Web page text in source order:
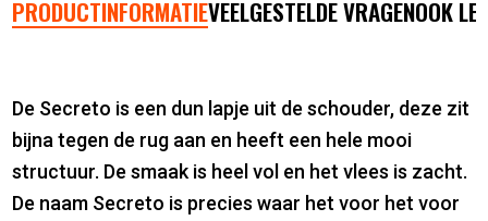
PRODUCTINFORMATIEVEELGESTELDE VRAGENOOK
De Secreto is een dun lapje uit de schouder, deze zit
bijna tegen de rug aan en heeft een hele mooi
structuur. De smaak is heel vol en het vlees is zacht.
De naam Secreto is precies waar het voor het voor